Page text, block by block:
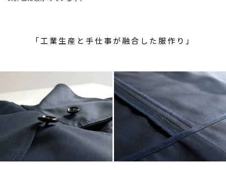
「工業生産と手仕事が融合した服作り」